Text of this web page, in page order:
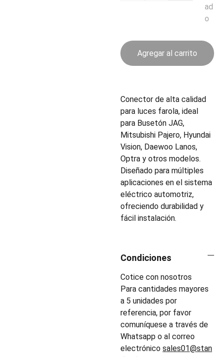
ad
o
Agregar al carrito
Conector de alta calidad
para luces farola, ideal
para Busetón JAG,
Mitsubishi Pajero, Hyundai
Vision, Daewoo Lanos,
Optra y otros modelos.
Diseñado para múltiples
aplicaciones en el sistema
eléctrico automotriz,
ofreciendo durabilidad y
fácil instalación.
Condiciones
Cotice con nosotros
Para cantidades mayores
a 5 unidades por
referencia, por favor
comuníquese a través de
Whatsapp o al correo
electrónico sales01@stan